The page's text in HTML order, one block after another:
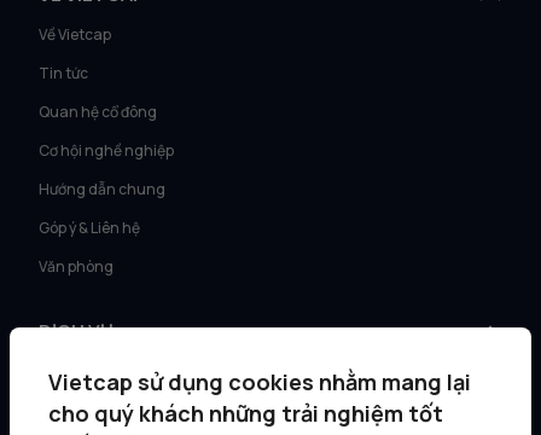
Về Vietcap
Tin tức
Quan hệ cổ đông
Cơ hội nghề nghiệp
Hướng dẫn chung
Góp ý & Liên hệ
Văn phòng
DỊCH VỤ
Tư vấn KH Cá nhân
Môi giới KH tổ chức
Vietcap sử dụng cookies nhằm mang lại
cho quý khách những trải nghiệm tốt